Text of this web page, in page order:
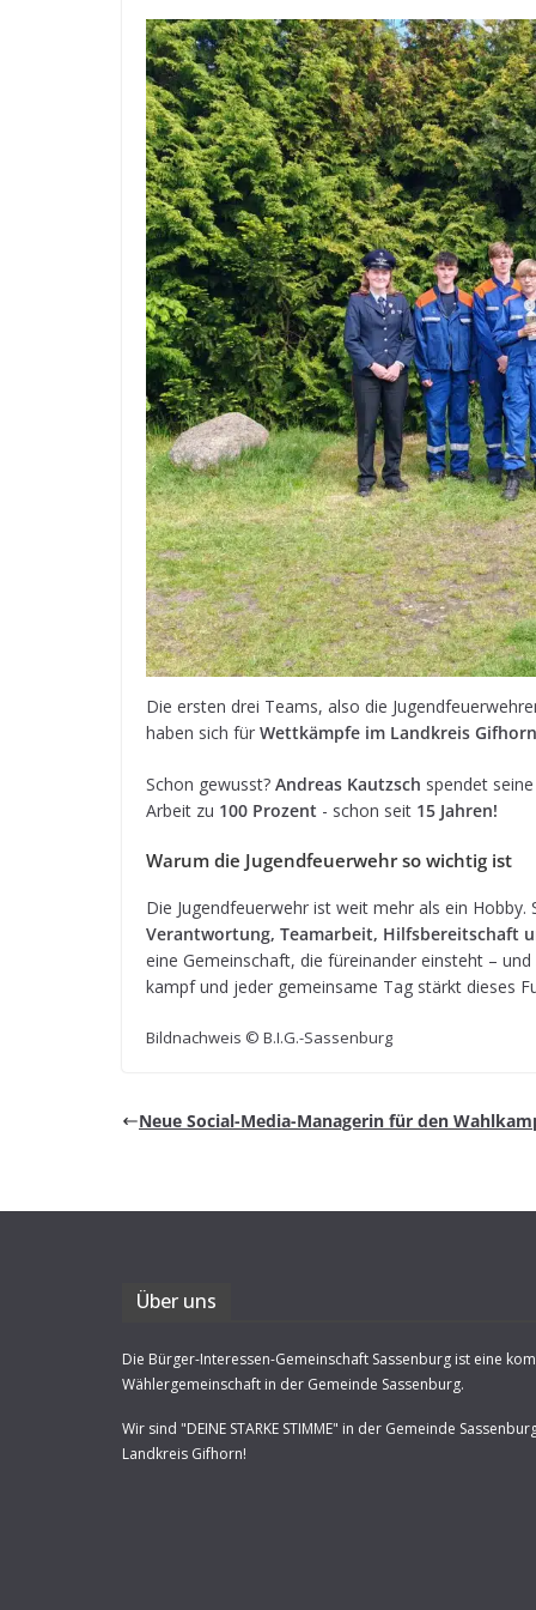
Die ers­ten drei Teams, also die
haben sich für Wett­kämpfe im Land­kreis Gif­horn
Schon gewusst? Andreas Kau­t­zsch spen­det
Arbeit zu 100 Pro­zent - schon seit 15 Jah­ren!
Warum die Jugend­feu­er­wehr so wich­tig ist
Die Jugend­feu­er­wehr ist weit mehr als ein
Ver­ant­wor­tung, Team­ar­beit, Hilfs­be­reit­schaft
eine Gemein­schaft, die für­ein­an­der ein­steht –
kampf und jeder gemein­same Tag stärkt die­ses
Bild­nach­weis © B.I.G.-Sassenburg
Neue Social-Media-Mana­ge­rin für den
Über uns
Die Bürger-Interessen-Gemeinschaft Sassenburg ist eine
Wählergemeinschaft in der Gemeinde Sassenburg.
Wir sind "DEINE STARKE STIMME" in der Gemeinde
Landkreis Gifhorn!